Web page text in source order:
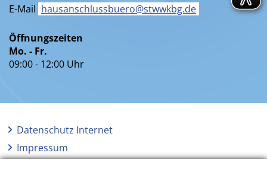
E-Mail hausanschlussbuero@stwwkbg.de
Öffnungszeiten
Mo. - Fr.
09:00 - 12:00 Uhr
Datenschutz Internet
Impressum